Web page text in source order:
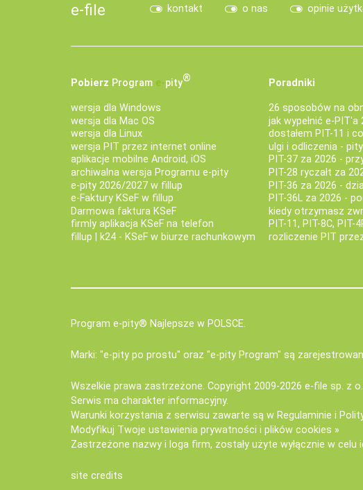
e-file kontakt o nas opinie
Pobierz Program e‑pity®
wersja dla Windows
wersja dla Mac OS
wersja dla Linux
wersja PIT przez internet online
aplikacje mobilne Android, iOS
archiwalna wersja Programu e-pity
e-pity 2026/2027 w fillup
e‑Faktury KSeF w fillup
Darmowa faktura KSeF
firmly aplikacja KSeF na telefon
fillup | k24 - KSeF w biurze rachunkowym
Poradniki
26 sposobów na
jak wypełnić e-PIT'a
dostałem PIT-11 i
ulgi i odliczenia -
PIT-37 za 2026 -
PIT-28 ryczałt za
PIT-36 za 2026 -
PIT-36L za 2026 -
kiedy otrzymasz
PIT-11, PIT-8C, PIT-
rozliczenie PIT
Program e-pity® Najlepsze w POLSCE.
Marki: "e-pity po prostu" oraz "e-pity Program" są
Wszelkie prawa zastrzeżone. Copyright 2009-2026 e-file sp. z
Serwis ma charakter informacyjny.
Warunki korzystania z serwisu zawarte są w Regulaminie i
Modyfikuj Twoje ustawienia prywatności i plików cookies »
Zastrzeżone nazwy i loga firm, zostały użyte wyłącznie w celu
site credits